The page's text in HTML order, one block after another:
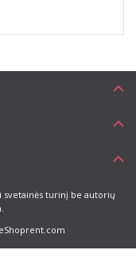
svetainės turinį be autorių
eShoprent.com